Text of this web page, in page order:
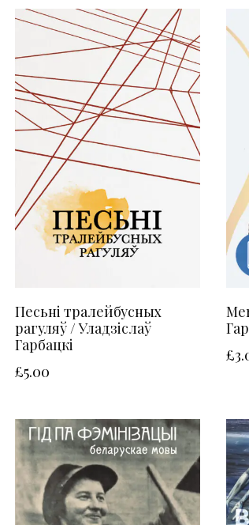
Песьні тралейбусных
рагуляў / Уладзіслаў
Гарбацкі
£5.00
£